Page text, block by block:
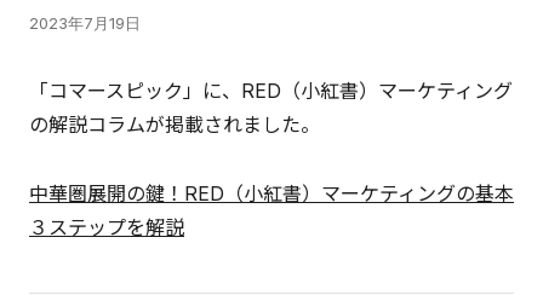
2023年7月19日
「コマースピック」に、RED（小紅書）マーケティング
の解説コラムが掲載されました。
中華圏展開の鍵！RED（小紅書）マーケティングの基本
３ステップを解説